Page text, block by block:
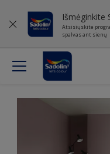
Išmėginkite
Atsisiųskite
spalvas ant sienų